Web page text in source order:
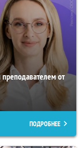
от
ПОДРОБНЕЕ